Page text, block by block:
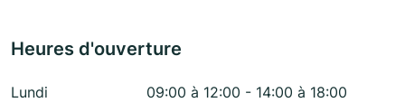
Heures d'ouverture
Lundi
09:00 à 12:00 - 14:00 à 18:00